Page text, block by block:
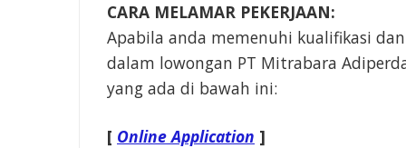
CARA MELAMAR PEKERJAAN:
Apabila anda memenuhi kualifikasi
dalam lowongan PT Mitrabara
yang ada di bawah ini:
[ Online Application ]